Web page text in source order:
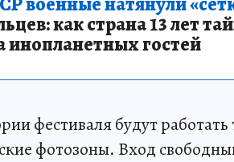
как страна 13 лет
инопланетных гостей
фестиваля будут
фотозоны. Вход